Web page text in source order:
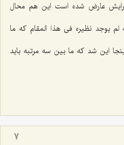
عارض شده است این هم محال
لم یوجد نظیره فى هذا المقامكه ما
این شد كه ما بین سه مرتبه باید
7